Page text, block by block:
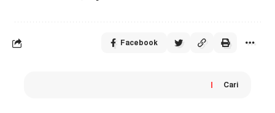
Facebook
Cari